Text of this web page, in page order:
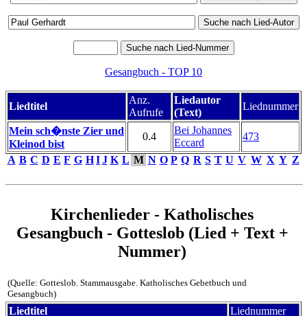
Gesangbuch - TOP 10
Liedtitel
Anz.
Aufrufe
Liedautor
(Text)
Liednummer
Mein sch�nste Zier und
Kleinod bist
0.4
Bei Johannes
Eccard
473
A B C D E F G H IJ K L M N O P Q R S T U V W X Y Z
Kirchenlieder - Katholisches
Gesangbuch - Gotteslob (Lied + Text +
Nummer)
(Quelle: Gotteslob. Stammausgabe. Katholisches Gebetbuch und
Gesangbuch)
Liedtitel
Liednummer